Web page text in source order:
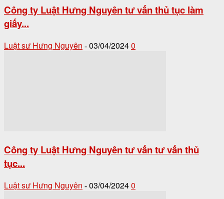
Công ty Luật Hưng Nguyên tư vấn thủ tục làm
giấy...
Luật sư Hưng Nguyên - 03/04/20240
Công ty Luật Hưng Nguyên tư vấn tư vấn thủ
tục...
Luật sư Hưng Nguyên - 03/04/20240